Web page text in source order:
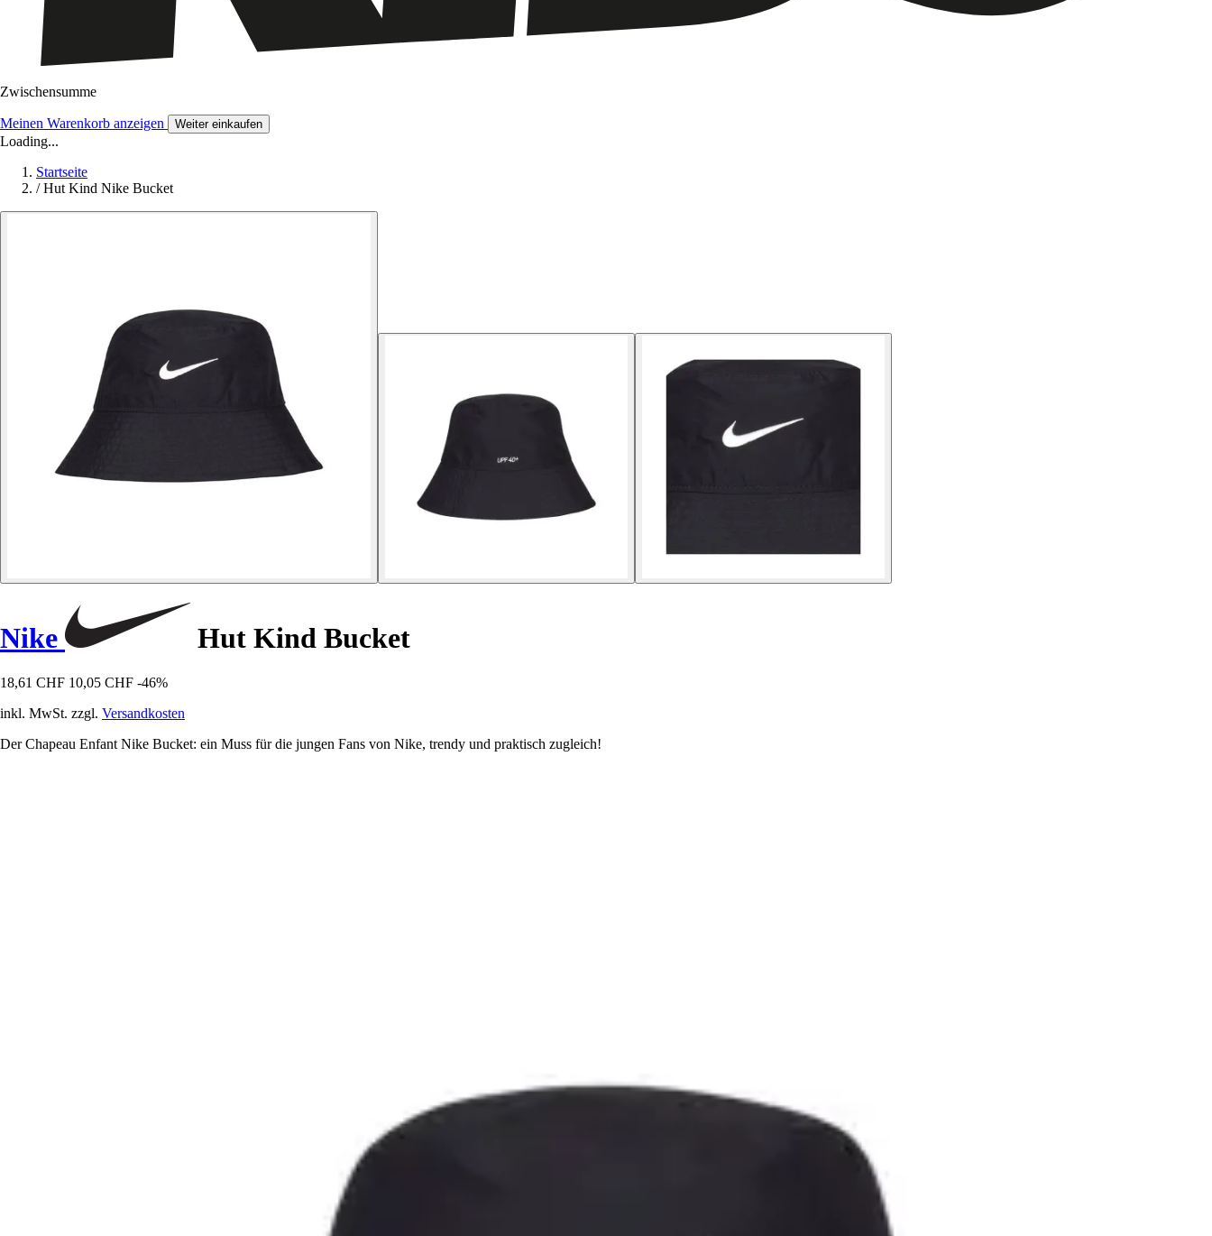
Zwischensumme
Meinen Warenkorb anzeigen Weiter einkaufen
Loading...
Startseite
/ Hut Kind Nike Bucket
Nike Hut Kind Bucket
18,61 CHF 10,05 CHF -46%
inkl. MwSt. zzgl. Versandkosten
Der Chapeau Enfant Nike Bucket: ein Muss für die jungen Fans von Nike, trendy und praktisch zugleich!